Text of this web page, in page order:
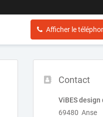
Afficher le
Contact
ViBES design
69480 Anse